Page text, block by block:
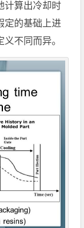
计算出冷却时
定的基础上进
不同而异。